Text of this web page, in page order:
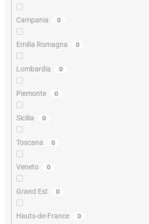
Campania 0
Emilia Romagna 0
Lombardia 0
Piemonte 0
Sicilia 0
Toscana 0
Veneto 0
Grand Est 0
Hauts-de-France 0